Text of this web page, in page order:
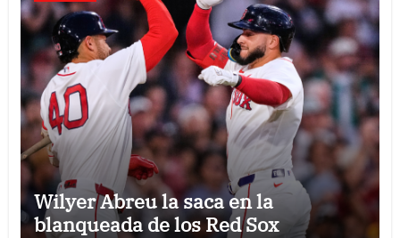
Wilyer Abreu la saca en la
blanqueada de los Red Sox